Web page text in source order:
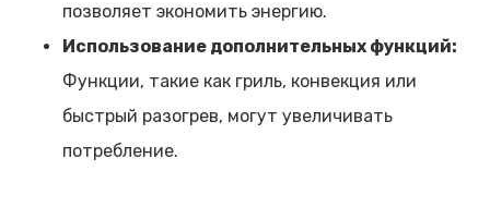
позволяет экономить энергию.
Использование дополнительных функций:
Функции, такие как гриль, конвекция или
быстрый разогрев, могут увеличивать
потребление.